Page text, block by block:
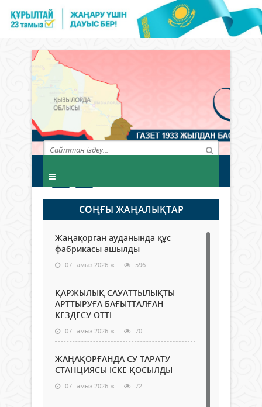
СОҢҒЫ ЖАҢАЛЫҚТАР
Жаңақорған ауданында құс
фабрикасы ашылды
07 тамыз 2026 ж. 596
ҚАРЖЫЛЫҚ САУАТТЫЛЫҚТЫ
АРТТЫРУҒА БАҒЫТТАЛҒАН
КЕЗДЕСУ ӨТТІ
07 тамыз 2026 ж. 70
ЖАҢАҚОРҒАНДА СУ ТАРАТУ
СТАНЦИЯСЫ ІСКЕ ҚОСЫЛДЫ
07 тамыз 2026 ж. 72